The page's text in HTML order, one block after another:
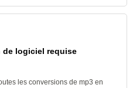
logiciel requise
les conversions de mp3 en